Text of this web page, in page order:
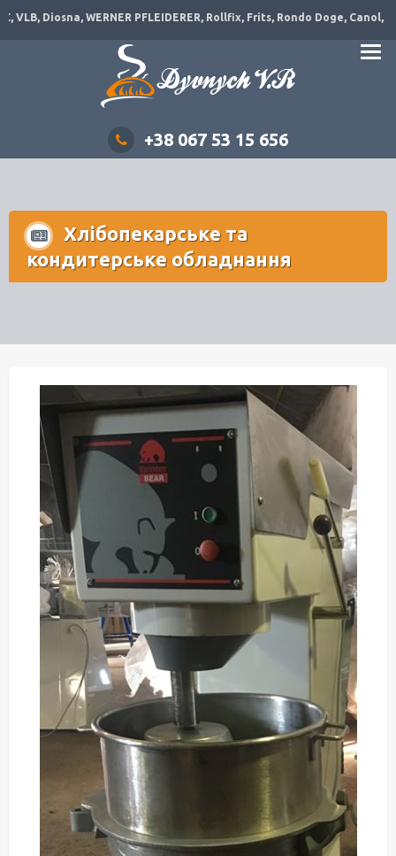
Diosna, WERNER PFLEIDERER, Rollfix, Frits, Rondo Doge, Canol,
+38 067 53 15 656
Хлібопекарське та
кондитерське обладнання